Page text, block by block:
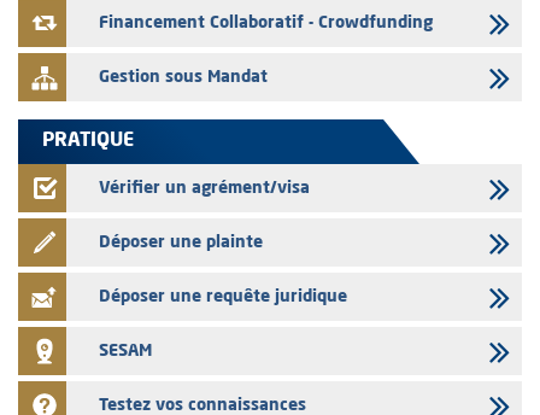
le mois de Juin 2026Financement Collaboratif - Crowdfunding
Gestion sous Mandat
PRATIQUE
Vérifier un agrément/visa
Déposer une plainte
Déposer une requête juridique
SESAM
Testez vos connaissances